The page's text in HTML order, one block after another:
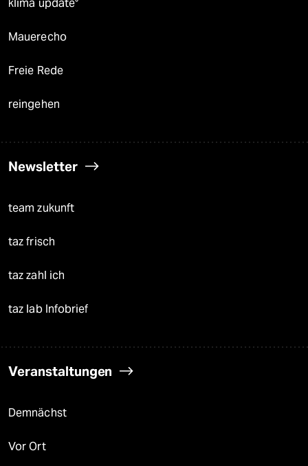
klima update°
Mauerecho
Freie Rede
reingehen
Newsletter
team zukunft
taz frisch
taz zahl ich
taz lab Infobrief
Veranstaltungen
Demnächst
Vor Ort